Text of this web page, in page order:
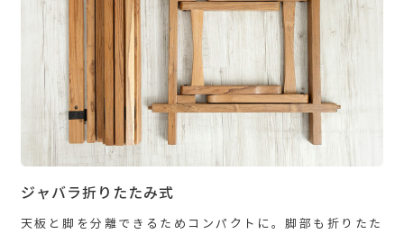
ジャバラ折りたたみ式
天板と脚を分離できるためコンパクトに。脚部も折りたた